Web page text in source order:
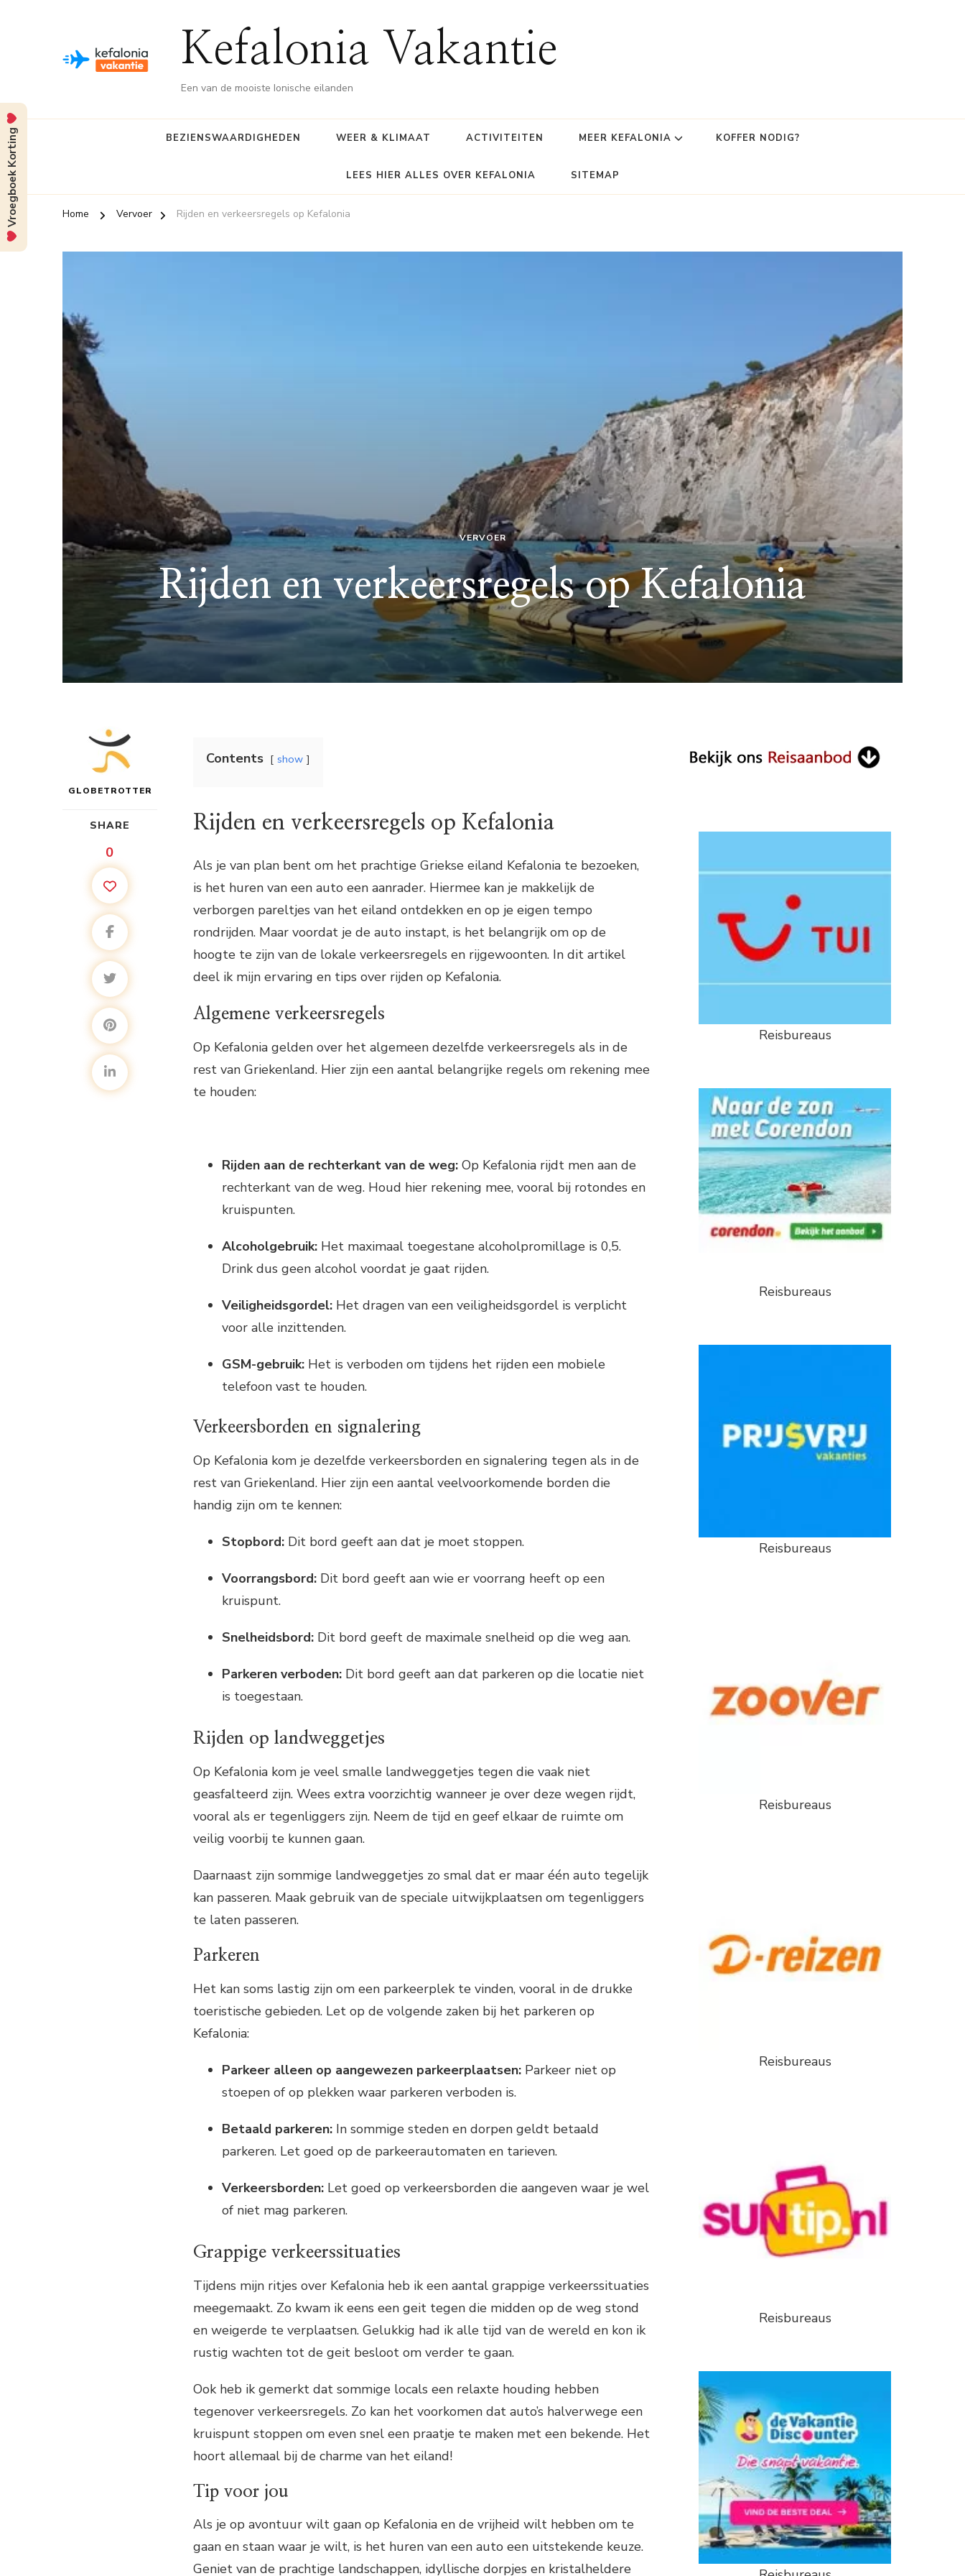
Kefalonia Vakantie
Een van de mooiste Ionische eilanden
BEZIENSWAARDIGHEDEN WEER & KLIMAAT ACTIVITEITEN MEER KEFALONIA KOFFER NODIG?
LEES HIER ALLES OVER KEFALONIA SITEMAP
Home Vervoer Rijden en verkeersregels op Kefalonia
VERVOER
Rijden en verkeersregels op Kefalonia
GLOBETROTTER
SHARE
0
Contents show
Rijden en verkeersregels op Kefalonia
Als je van plan bent om het prachtige Griekse eiland Kefalonia te bezoeken,
is het huren van een auto een aanrader. Hiermee kan je makkelijk de
verborgen pareltjes van het eiland ontdekken en op je eigen tempo
rondrijden. Maar voordat je de auto instapt, is het belangrijk om op de
hoogte te zijn van de lokale verkeersregels en rijgewoonten. In dit artikel
deel ik mijn ervaring en tips over rijden op Kefalonia.
Algemene verkeersregels
Op Kefalonia gelden over het algemeen dezelfde verkeersregels als in de
rest van Griekenland. Hier zijn een aantal belangrijke regels om rekening mee
te houden:
Rijden aan de rechterkant van de weg: Op Kefalonia rijdt men aan de
rechterkant van de weg. Houd hier rekening mee, vooral bij rotondes en
kruispunten.
Alcoholgebruik: Het maximaal toegestane alcoholpromillage is 0,5.
Drink dus geen alcohol voordat je gaat rijden.
Veiligheidsgordel: Het dragen van een veiligheidsgordel is verplicht
voor alle inzittenden.
GSM-gebruik: Het is verboden om tijdens het rijden een mobiele
telefoon vast te houden.
Verkeersborden en signalering
Op Kefalonia kom je dezelfde verkeersborden en signalering tegen als in de
rest van Griekenland. Hier zijn een aantal veelvoorkomende borden die
handig zijn om te kennen:
Stopbord: Dit bord geeft aan dat je moet stoppen.
Voorrangsbord: Dit bord geeft aan wie er voorrang heeft op een
kruispunt.
Snelheidsbord: Dit bord geeft de maximale snelheid op die weg aan.
Parkeren verboden: Dit bord geeft aan dat parkeren op die locatie niet
is toegestaan.
Rijden op landweggetjes
Op Kefalonia kom je veel smalle landweggetjes tegen die vaak niet
geasfalteerd zijn. Wees extra voorzichtig wanneer je over deze wegen rijdt,
vooral als er tegenliggers zijn. Neem de tijd en geef elkaar de ruimte om
veilig voorbij te kunnen gaan.
Daarnaast zijn sommige landweggetjes zo smal dat er maar één auto tegelijk
kan passeren. Maak gebruik van de speciale uitwijkplaatsen om tegenliggers
te laten passeren.
Parkeren
Het kan soms lastig zijn om een parkeerplek te vinden, vooral in de drukke
toeristische gebieden. Let op de volgende zaken bij het parkeren op
Kefalonia:
Parkeer alleen op aangewezen parkeerplaatsen: Parkeer niet op
stoepen of op plekken waar parkeren verboden is.
Betaald parkeren: In sommige steden en dorpen geldt betaald
parkeren. Let goed op de parkeerautomaten en tarieven.
Verkeersborden: Let goed op verkeersborden die aangeven waar je wel
of niet mag parkeren.
Grappige verkeerssituaties
Tijdens mijn ritjes over Kefalonia heb ik een aantal grappige verkeerssituaties
meegemaakt. Zo kwam ik eens een geit tegen die midden op de weg stond
en weigerde te verplaatsen. Gelukkig had ik alle tijd van de wereld en kon ik
rustig wachten tot de geit besloot om verder te gaan.
Ook heb ik gemerkt dat sommige locals een relaxte houding hebben
tegenover verkeersregels. Zo kan het voorkomen dat auto’s halverwege een
kruispunt stoppen om even snel een praatje te maken met een bekende. Het
hoort allemaal bij de charme van het eiland!
Tip voor jou
Als je op avontuur wilt gaan op Kefalonia en de vrijheid wilt hebben om te
gaan en staan waar je wilt, is het huren van een auto een uitstekende keuze.
Geniet van de prachtige landschappen, idyllische dorpjes en kristalheldere
Reisbureaus
Reisbureaus
Reisbureaus
Reisbureaus
Reisbureaus
Reisbureaus
Vroegboek Korting